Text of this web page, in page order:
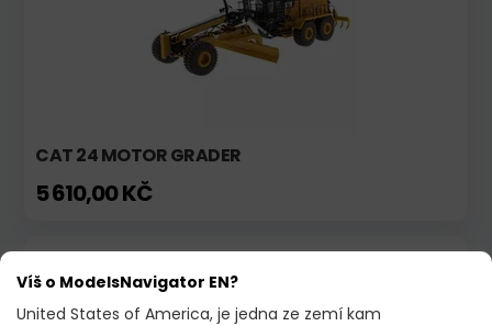
CAT 24 MOTOR GRADER
5 610,00 KČ
Víš o ModelsNavigator EN?
United States of America, je jedna ze zemí kam